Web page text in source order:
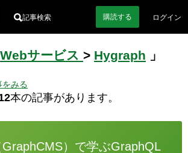
記事検索 購読する ログイン
Webサービス > Hygraph 」
みる
本の記事があります。
）で学ぶGraphQL